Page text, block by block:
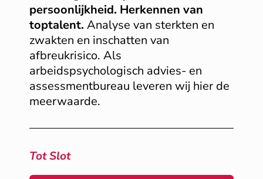
persoonlijkheid. Herkennen van
toptalent. Analyse van sterkten en
zwakten en inschatten van
afbreukrisico. Als
arbeidspsychologisch advies- en
assessmentbureau leveren wij hier de
meerwaarde.
Tot Slot